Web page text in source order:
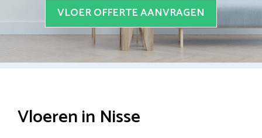
VLOER OFFERTE AANVRAGEN
Vloeren in Nisse